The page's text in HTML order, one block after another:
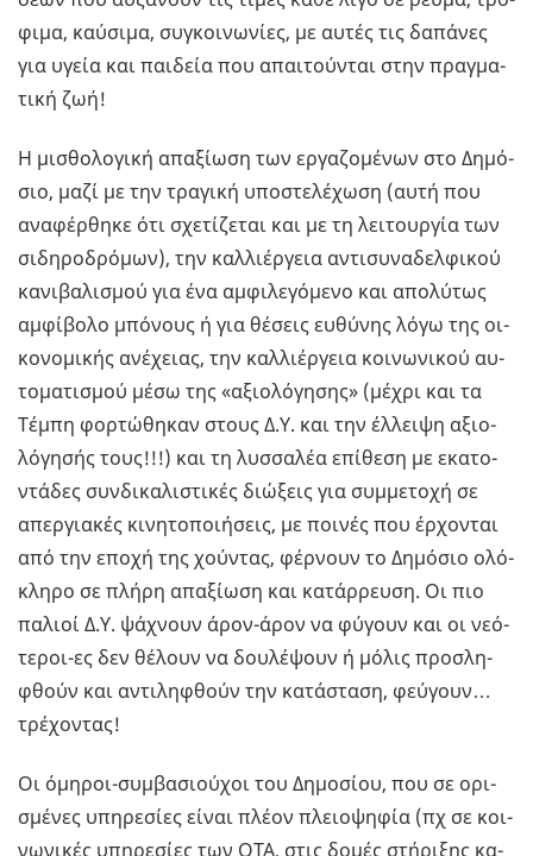
φι­µα, καύ­σι­µα, συ­γκοι­νω­νί­ες, µε αυτές τις δα­πά­νες
για υγεία και παι­δεία που απαι­τού­νται στην πρα­γµα­
τι­κή ζωή!
Η µι­σθο­λο­γι­κή απα­ξί­ω­ση των ερ­γα­ζο­µέ­νων στο Δη­µό­
σιο, µαζί µε την τρα­γι­κή υπο­στε­λέ­χω­ση (αυτή που
ανα­φέρ­θη­κε ότι σχε­τί­ζε­ται και µε τη λει­τουρ­γία των
σι­δη­ρο­δρό­µων), την καλ­λιέρ­γεια αντι­συ­να­δελ­φι­κού
κα­νι­βα­λι­σµού για ένα αµφι­λε­γό­µε­νο και απο­λύ­τως
αµφί­βο­λο µπό­νους ή για θέ­σεις ευ­θύ­νης λόγω της οι­
κο­νο­µι­κής ανέ­χειας, την καλ­λιέρ­γεια κοι­νω­νι­κού αυ­
το­µα­τι­σµού µέσω της «αξιο­λό­γη­σης» (µέχρι και τα
Τέµπη φορ­τώ­θη­καν στους Δ.Υ. και την έλ­λει­ψη αξιο­
λό­γη­σής τους!!!) και τη λυσ­σα­λέα επί­θε­ση µε εκα­το­
ντά­δες συν­δι­κα­λι­στι­κές διώ­ξεις για συ­µµε­το­χή σε
απερ­για­κές κι­νη­το­ποι­ή­σεις, µε ποι­νές που έρ­χο­νται
από την εποχή της χού­ντας, φέρ­νουν το Δη­µό­σιο ολό­
κλη­ρο σε πλήρη απα­ξί­ω­ση και κα­τάρ­ρευ­ση. Οι πιο
πα­λιοί Δ.Υ. ψά­χνουν άρον-άρον να φύ­γουν και οι νε­ό­
τε­ροι-ες δεν θέ­λουν να δου­λέ­ψουν ή µόλις προ­σλη­
φθούν και αντι­λη­φθούν την κα­τά­στα­ση, φεύ­γουν…
τρέ­χο­ντας!
Οι όµη­ροι-συ­µβα­σιού­χοι του Δη­µο­σί­ου, που σε ορι­
σµέ­νες υπη­ρε­σί­ες είναι πλέον πλειο­ψη­φία (πχ σε κοι­
νω­νι­κές υπη­ρε­σί­ες των ΟΤΑ, στις δοµές στή­ρι­ξης κα­